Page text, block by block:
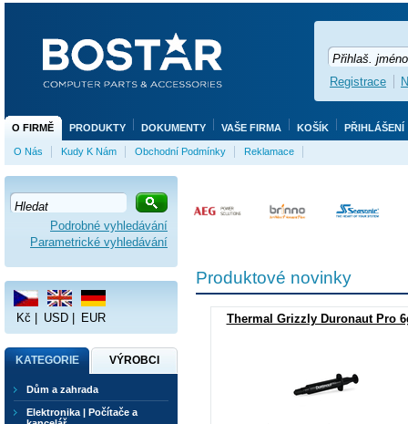
Produktové novinky
Thermal Grizzly Duronaut Pro
Podrobné vyhledávání
Parametrické vyhledávání
Kč USD EUR
KATEGORIE VÝROBCI
Dům a zahrada
Elektronika | Počítače a
O FIRMĚ PRODUKTY DOKUMENTY VAŠE FIRMA KOŠÍK PŘIHLÁŠENÍ
O Nás Kudy K Nám Obchodní Podmínky Reklamace
Registrace